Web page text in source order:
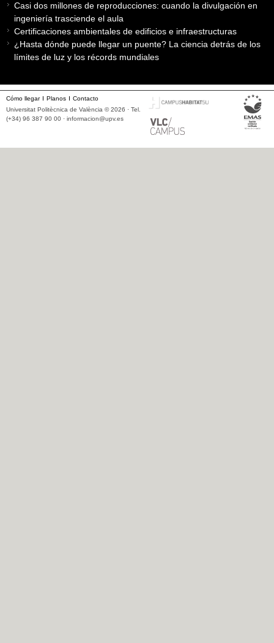
Casi dos millones de reproducciones: cuando la divulgación en
ingeniería trasciende el aula
Certificaciones ambientales de edificios e infraestructuras
¿Hasta dónde puede llegar un puente? La ciencia detrás de los
límites de luz y los récords mundiales
Cómo llegar Planos
Contacto
Universitat Politècnica de València © 2026 · Tel.
(+34) 96 387 90 00 · informacion@upv.es